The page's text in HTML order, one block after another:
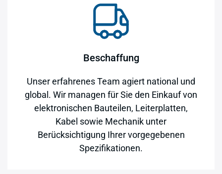
Beschaffung
Unser erfahrenes Team agiert national und
global. Wir managen für Sie den Einkauf von
elektronischen Bauteilen, Leiterplatten,
Kabel sowie Mechanik unter
Berücksichtigung Ihrer vorgegebenen
Spezifikationen.